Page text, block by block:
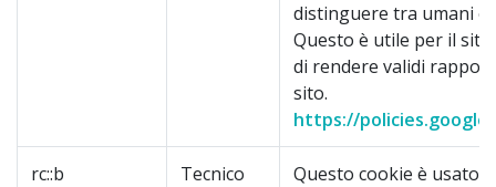
distinguere tra umani e
Questo è utile per il sito
di rendere validi
sito.
https://
rc::b Tecnico
Questo cookie è usato